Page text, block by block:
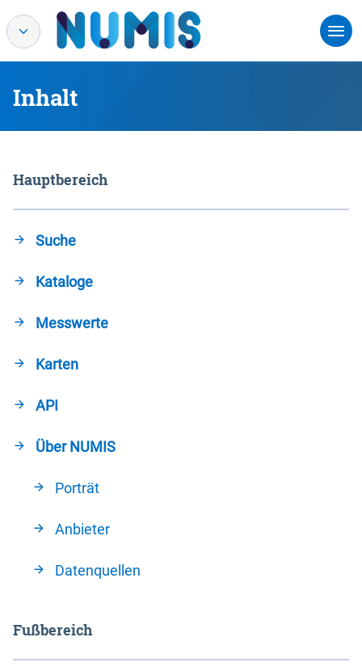
Inhalt
Hauptbereich
Suche
Kataloge
Messwerte
Karten
API
Über NUMIS
Porträt
Anbieter
Datenquellen
Fußbereich